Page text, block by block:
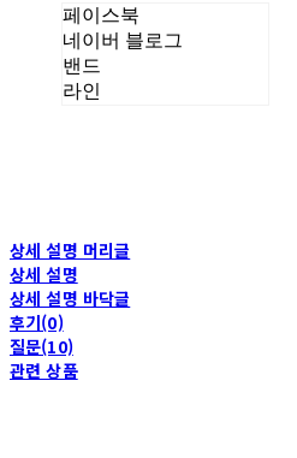
페이스북
네이버 블로그
밴드
라인
상세 설명 머리글
상세 설명
상세 설명 바닥글
후기(0)
질문(10)
관련 상품